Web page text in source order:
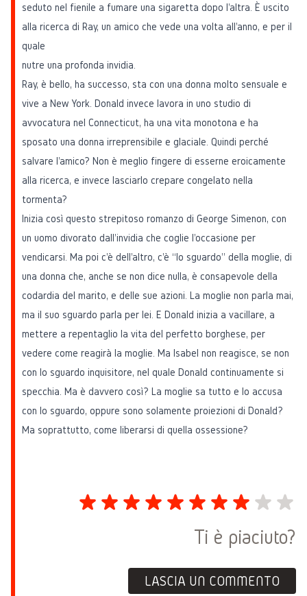
Ti è piaciuto?
LASCIA UN COMMENTO
seduto nel fienile a fumare una sigaretta dopo l'altra. È uscito
alla ricerca di Ray, un amico che vede una volta all'anno, e per il
quale
nutre una profonda invidia.
Ray, è bello, ha successo, sta con una donna molto sensuale e
vive a New York. Donald invece lavora in uno studio di
avvocatura nel Connecticut, ha una vita monotona e ha
sposato una donna irreprensibile e glaciale. Quindi perché
salvare l'amico? Non è meglio fingere di esserne eroicamente
alla ricerca, e invece lasciarlo crepare congelato nella
tormenta?
Inizia così questo strepitoso romanzo di George Simenon, con
un uomo divorato dall'invidia che coglie l'occasione per
vendicarsi. Ma poi c'è dell'altro, c'è “lo sguardo” della moglie, di
una donna che, anche se non dice nulla, è consapevole della
codardia del marito, e delle sue azioni. La moglie non parla mai,
ma il suo sguardo parla per lei. E Donald inizia a vacillare, a
mettere a repentaglio la vita del perfetto borghese, per
vedere come reagirà la moglie. Ma Isabel non reagisce, se non
con lo sguardo inquisitore, nel quale Donald continuamente si
specchia. Ma è davvero così? La moglie sa tutto e lo accusa
con lo sguardo, oppure sono solamente proiezioni di Donald?
Ma soprattutto, come liberarsi di quella ossessione?